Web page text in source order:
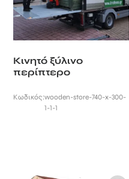
Κινητό ξύλινο
περίπτερο
Κωδικός:wooden-store-740-x-300-
1-1-1